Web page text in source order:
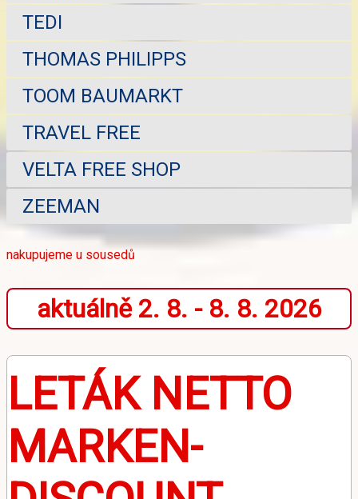
TEDI
THOMAS PHILIPPS
TOOM BAUMARKT
TRAVEL FREE
VELTA FREE SHOP
ZEEMAN
nakupujeme u sousedů
aktuálně 2. 8. - 8. 8. 2026
LETÁK NETTO
MARKEN-